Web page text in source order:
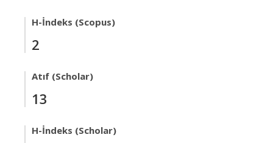
H-İndeks (Scopus)
2
Atıf (Scholar)
13
H-İndeks (Scholar)